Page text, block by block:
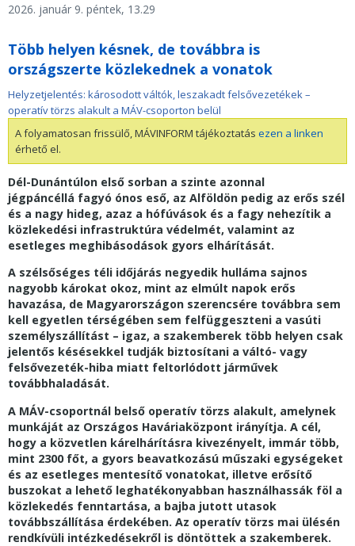
2026. január 9. péntek, 13.29
Több helyen késnek, de továbbra is
országszerte közlekednek a vonatok
Helyzetjelentés: károsodott váltók, leszakadt felsővezetékek –
operatív törzs alakult a MÁV-csoporton belül
A folyamatosan frissülő, MÁVINFORM tájékoztatás ezen a linken
érhető el.
Dél-Dunántúlon első sorban a szinte azonnal
jégpáncéllá fagyó ónos eső, az Alföldön pedig az erős szél
és a nagy hideg, azaz a hófúvások és a fagy nehezítik a
közlekedési infrastruktúra védelmét, valamint az
esetleges meghibásodások gyors elhárítását.
A szélsőséges téli időjárás negyedik hulláma sajnos
nagyobb károkat okoz, mint az elmúlt napok erős
havazása, de Magyarországon szerencsére továbbra sem
kell egyetlen térségében sem felfüggeszteni a vasúti
személyszállítást – igaz, a szakemberek több helyen csak
jelentős késésekkel tudják biztosítani a váltó- vagy
felsővezeték-hiba miatt feltorlódott járművek
továbbhaladását.
A MÁV-csoportnál belső operatív törzs alakult, amelynek
munkáját az Országos Haváriaközpont irányítja. A cél,
hogy a közvetlen kárelhárításra kivezényelt, immár több,
mint 2300 főt, a gyors beavatkozású műszaki egységeket
és az esetleges mentesítő vonatokat, illetve erősítő
buszokat a lehető leghatékonyabban használhassák föl a
közlekedés fenntartása, a bajba jutott utasok
továbbszállítása érdekében. Az operatív törzs mai ülésén
rendkívüli intézkedésekről is döntöttek a szakemberek.